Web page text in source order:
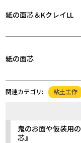
紙の面芯＆KクレイLL
紙の面芯
関連カテゴリ: 粘土工作
鬼のお面や仮装用
芯』